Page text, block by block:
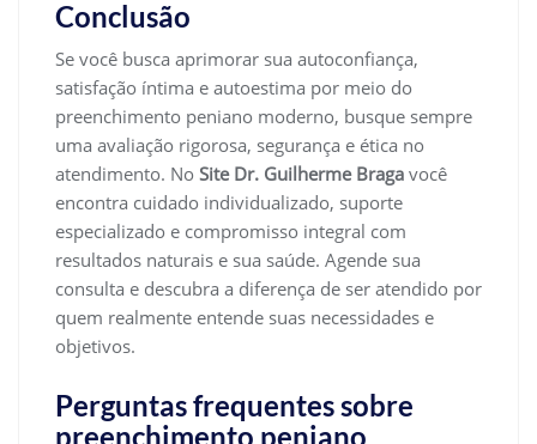
Conclusão
Se você busca aprimorar sua autoconfiança,
satisfação íntima e autoestima por meio do
preenchimento peniano moderno, busque sempre
uma avaliação rigorosa, segurança e ética no
atendimento. No Site Dr. Guilherme Braga você
encontra cuidado individualizado, suporte
especializado e compromisso integral com
resultados naturais e sua saúde. Agende sua
consulta e descubra a diferença de ser atendido por
quem realmente entende suas necessidades e
objetivos.
Perguntas frequentes sobre
preenchimento peniano